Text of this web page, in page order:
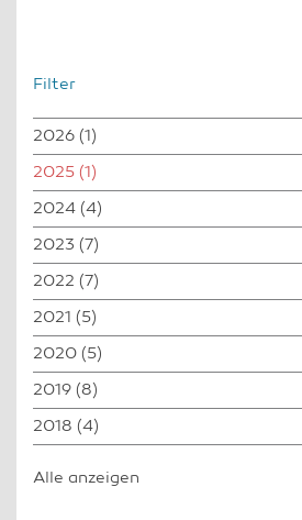
Filter
2026 (1)
2025 (1)
2024 (4)
2023 (7)
2022 (7)
2021 (5)
2020 (5)
2019 (8)
2018 (4)
Alle anzeigen